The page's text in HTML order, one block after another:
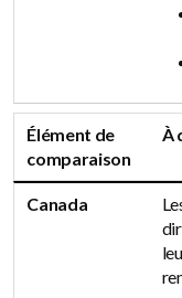
Élément de
comparaison
À
Canada